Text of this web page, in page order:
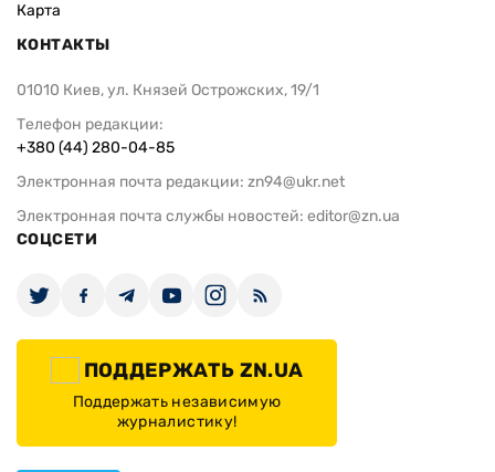
Карта
КОНТАКТЫ
01010 Киев, ул. Князей Острожских, 19/1
Телефон редакции:
+380 (44) 280-04-85
Электронная почта редакции: zn94@ukr.net
Электронная почта службы новостей: editor@zn.ua
СОЦСЕТИ
ПОДДЕРЖАТЬ ZN.UA
Поддержать независимую
журналистику!